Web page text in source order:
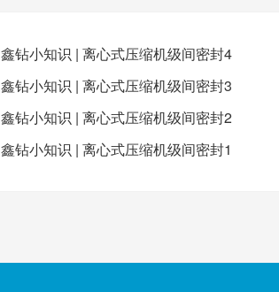
鑫钻小知识 | 离心式压缩机级间密封4
鑫钻小知识 | 离心式压缩机级间密封3
鑫钻小知识 | 离心式压缩机级间密封2
鑫钻小知识 | 离心式压缩机级间密封1